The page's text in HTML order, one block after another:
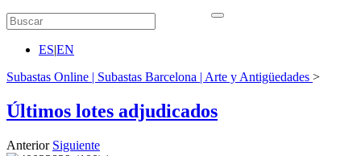
ES|EN
Subastas Online | Subastas Barcelona | Arte y Antigüedades >
Últimos lotes adjudicados
Anterior Siguiente